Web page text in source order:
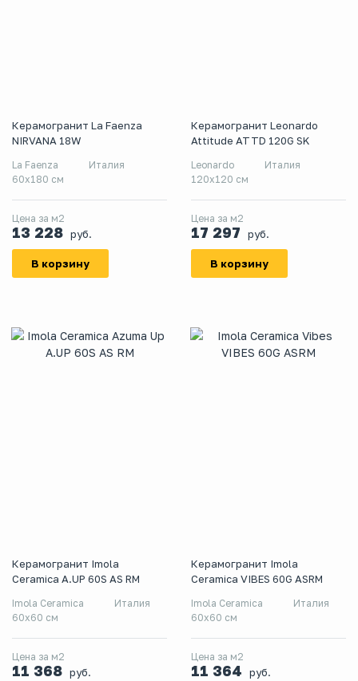
Керамогранит La Faenza
NIRVANA 18W
La Faenza
Италия
60x180 см
Цена за м2
13 228 руб.
В корзину
Керамогранит Leonardo
Attitude ATTD 120G SK
Leonardo
Италия
120x120 см
Цена за м2
17 297 руб.
В корзину
Керамогранит Imola
Ceramica A.UP 60S AS RM
Imola Ceramica
Италия
60x60 см
Цена за м2
11 368 руб.
Керамогранит Imola
Ceramica VIBES 60G ASRM
Imola Ceramica
Италия
60x60 см
Цена за м2
11 364 руб.